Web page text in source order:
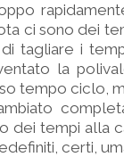
ci sono dei
di tagliare i
la
tempo ciclo,
dei tempi alla
certi,